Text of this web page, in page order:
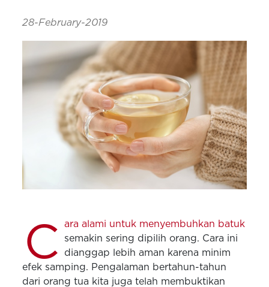
28-February-2019
C
ara alami untuk menyembuhkan batuk
semakin sering dipilih orang. Cara ini
dianggap lebih aman karena minim
efek samping. Pengalaman bertahun-tahun
dari orang tua kita juga telah membuktikan